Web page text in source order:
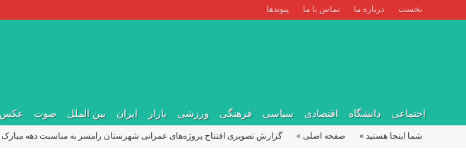
نخست درباره ما تماس با ما پیوندها
اجتماعی دانشگاه اقتصادی سیاسی فرهنگی ورزشی بازار ایران بین الملل صوت عکس
شما اینجا هستید » صفحه اصلی » گزارش تصویری افتتاح پروژه‌های عمرانی شهرستان رامسر به مناسبت دهه مبارک